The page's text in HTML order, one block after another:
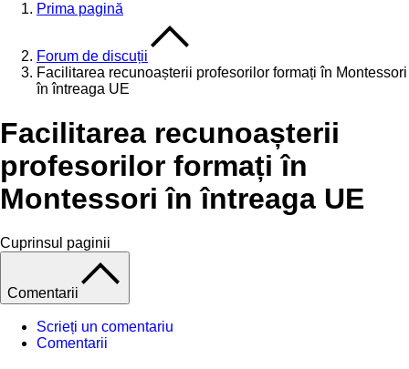
Prima pagină
Forum de discuții
Facilitarea recunoașterii profesorilor formați în Montessori
în întreaga UE
Facilitarea recunoașterii
profesorilor formați în
Montessori în întreaga UE
Cuprinsul paginii
Comentarii
Scrieți un comentariu
Comentarii